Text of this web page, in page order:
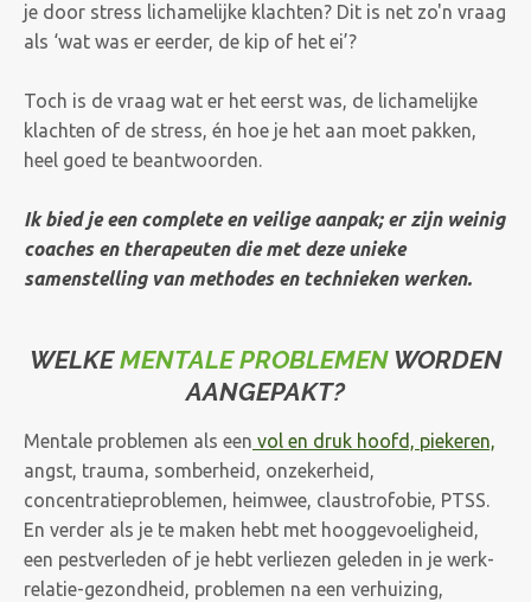
je door stress lichamelijke klachten? Dit is net zo'n vraag
als ‘wat was er eerder, de kip of het ei’?
Toch is de vraag wat er het eerst was, de lichamelijke
klachten of de stress, én hoe je het aan moet pakken,
heel goed te beantwoorden.
Ik bied je een complete en veilige aanpak; er zijn weinig
coaches en therapeuten die met deze unieke
samenstelling van methodes en technieken werken.
WELKEMENTALE PROBLEMENWORDEN
AANGEPAKT?
Mentale problemen als een vol en druk hoofd, piekeren,
angst, trauma, somberheid, onzekerheid,
concentratieproblemen, heimwee, claustrofobie, PTSS.
En verder als je te maken hebt met hooggevoeligheid,
een pestverleden of je hebt verliezen geleden in je werk-
relatie-gezondheid, problemen na een verhuizing,